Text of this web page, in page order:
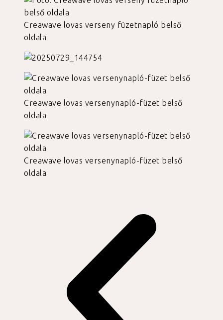
Creawave lovas verseny füzetnapló belső
oldala
Creawave lovas versenynapló-füzet belső
oldala
Creawave lovas versenynapló-füzet belső
oldala